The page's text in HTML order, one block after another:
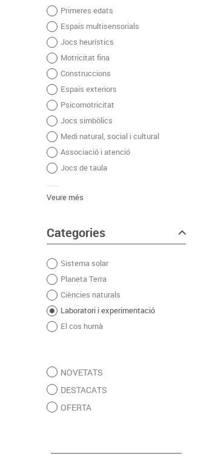
Complements d'oficina
Plastificació, enquadernació i destrucció
Informàtica
Higiene
Dibuix tècnic i artístic
Material escolar
Espais exteriors
Primeres edats
Espais multisensorials
Jocs heurístics
Motricitat fina
Construccions
Espais exteriors
Psicomotricitat
Jocs simbòlics
Medi natural, social i cultural
Associació i atenció
Jocs de taula
Veure més
Categories
Sistema solar
Planeta Terra
Ciències naturals
Laboratori i experimentació
El cos humà
NOVETATS
DESTACATS
OFERTA